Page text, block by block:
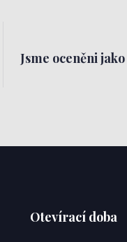
Jsme oceněni
Otevírací doba